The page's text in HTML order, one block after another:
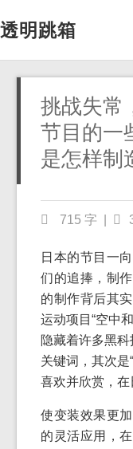
透明跳箱
挑战失常
节目的一
是怎样制
715 字
日本的节目一
们的追捧，制
的制作背后其
运动项目“空中
隐藏着许多黑科
关键词，其次是
喜欢并欣赏，在
使变装效果更
的灵活应用，